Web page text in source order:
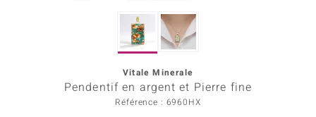
Vitale Minerale
Pendentif en argent et Pierre fine
Référence : 6960HX